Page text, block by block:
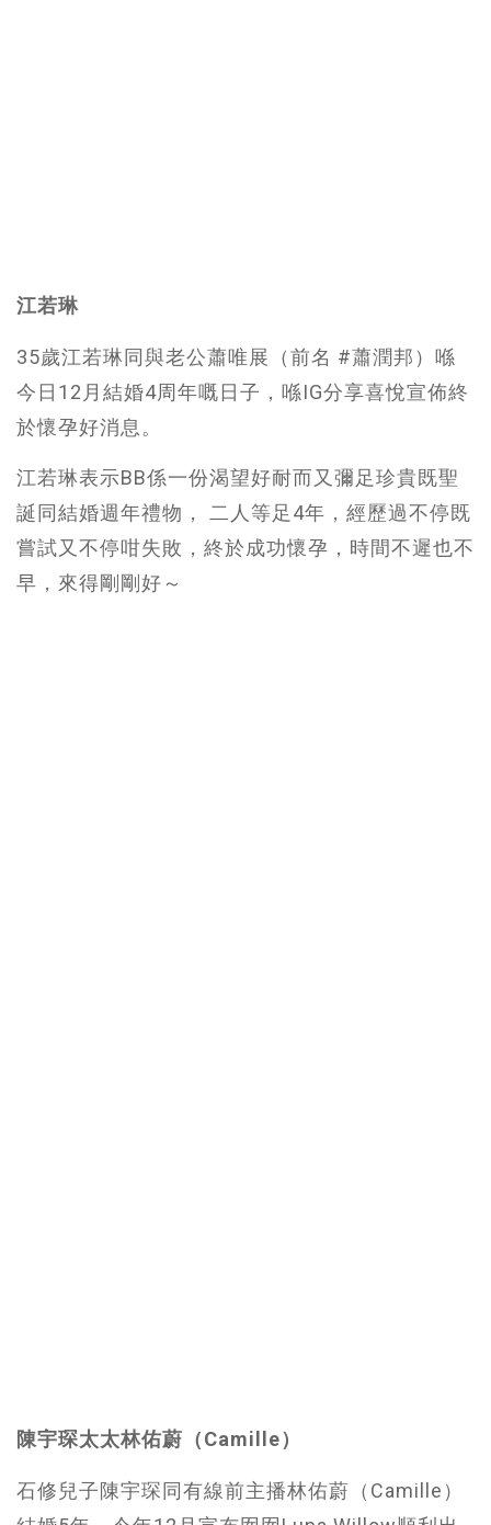
江若琳
35歲江若琳同與老公蕭唯展（前名 #蕭潤邦）喺
今日12月結婚4周年嘅日子，喺IG分享喜悅宣佈終
於懷孕好消息。
江若琳表示BB係一份渴望好耐而又彌足珍貴既聖
誕同結婚週年禮物， 二人等足4年，經歷過不停既
嘗試又不停咁失敗，終於成功懷孕，時間不遲也不
早，來得剛剛好～
陳宇琛太太林佑蔚（Camille）
石修兒子陳宇琛同有線前主播林佑蔚（Camille）